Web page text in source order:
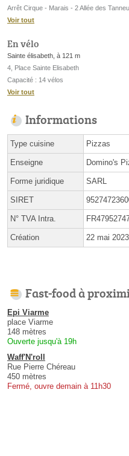
Arrêt Cirque - Marais - 2 Allée des
Voir tout
En vélo
Sainte élisabeth, à 121 m
4, Place Sainte Elisabeth
Capacité : 14 vélos
Voir tout
Informations
Type cuisine Pizzas
Enseigne Domino's
Forme juridique SARL
SIRET
N° TVA Intra.
Création 22 mai 2023
Fast-food à
Epi Viarme
place Viarme
148 mètres
Ouverte jusqu'à 19h
Waff'N'roll
Rue Pierre Chéreau
450 mètres
Fermé, ouvre demain à 11h30